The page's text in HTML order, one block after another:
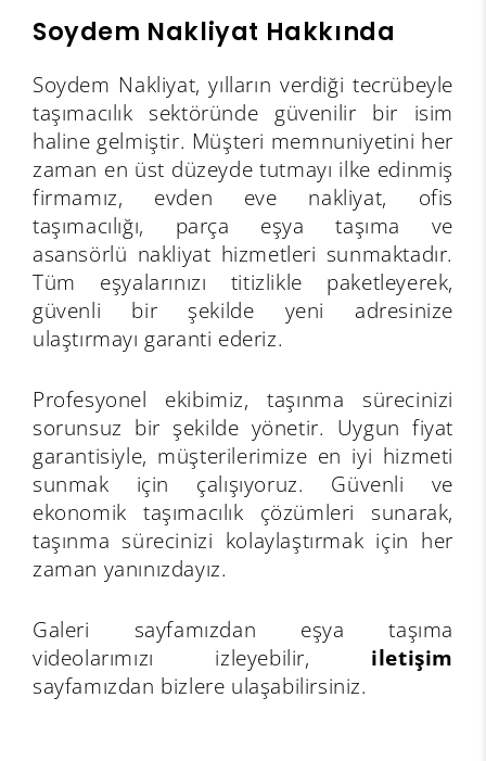
Soydem Nakliyat Hakkında
Soydem Nakliyat, yılların verdiği tecrübeyle
taşımacılık sektöründe güvenilir bir isim
haline gelmiştir. Müşteri memnuniyetini her
zaman en üst düzeyde tutmayı ilke edinmiş
firmamız, evden eve nakliyat, ofis
taşımacılığı, parça eşya taşıma ve
asansörlü nakliyat hizmetleri sunmaktadır.
Tüm eşyalarınızı titizlikle paketleyerek,
güvenli bir şekilde yeni adresinize
ulaştırmayı garanti ederiz.
Profesyonel ekibimiz, taşınma sürecinizi
sorunsuz bir şekilde yönetir. Uygun fiyat
garantisiyle, müşterilerimize en iyi hizmeti
sunmak için çalışıyoruz. Güvenli ve
ekonomik taşımacılık çözümleri sunarak,
taşınma sürecinizi kolaylaştırmak için her
zaman yanınızdayız.
Galeri sayfamızdan eşya taşıma
videolarımızı izleyebilir, iletişim
sayfamızdan bizlere ulaşabilirsiniz.